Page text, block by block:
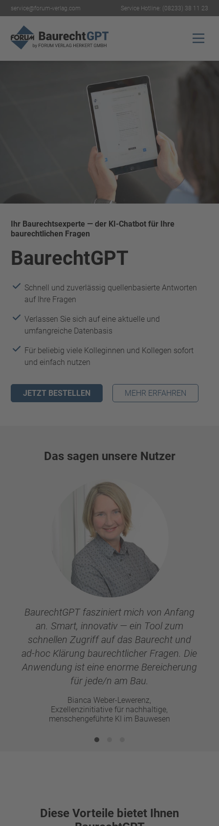
service@forum-verlag.com Service Hotline: (08233) 38 11 23
Ihr Baurechtsexperte — der KI-Chatbot für Ihre
baurechtlichen Fragen
BaurechtGPT
Schnell und zuverlässig quellenbasierte Antworten
auf Ihre Fragen
Verlassen Sie sich auf eine aktuelle und
umfangreiche Datenbasis
Für beliebig viele Kolleginnen und Kollegen sofort
und einfach nutzen
JETZT BESTELLEN MEHR ERFAHREN
Das sagen unsere Nutzer
BaurechtGPT fasziniert mich von Anfang
an. Smart, innovativ — ein Tool zum
schnellen Zugriff auf das Baurecht und
ad-hoc Klärung baurechtlicher Fragen. Die
Anwendung ist eine enorme Bereicherung
für jede/n am Bau.
Bianca Weber-Lewerenz,
Exzellenzinitiative für nachhaltige,
menschengeführte KI im Bauwesen
Diese Vorteile bietet Ihnen